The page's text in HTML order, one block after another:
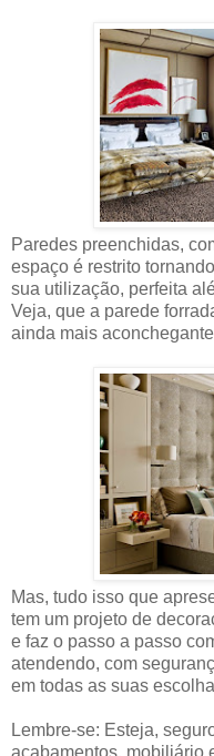
Paredes preenchidas,
espaço é restrito tornando
sua utilização, perfeita
Veja, que a parede
ainda mais
Mas, tudo isso que
tem um projeto de
e faz o passo a passo
atendendo, com
em todas as suas
Lembre-se: Esteja,
acabamentos, mobiliário